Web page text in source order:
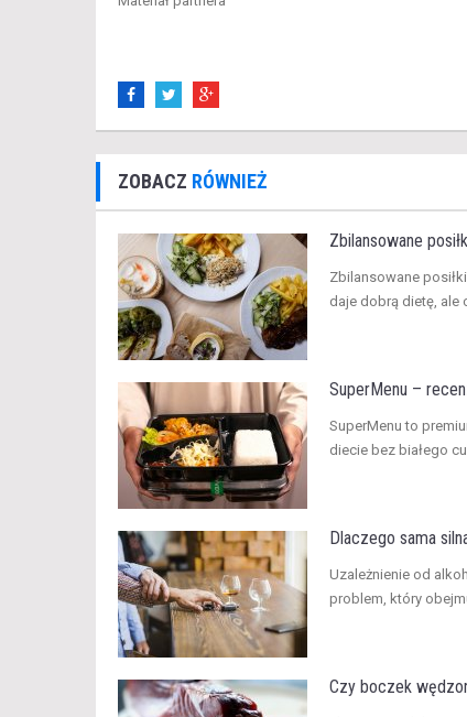
ZOBACZ RÓWNIEŻ
Zbilansowane
​Zbilansowane
daje dobrą dietę, ale
SuperMenu –
​SuperMenu to
diecie bez białego
Dlaczego sama
​Uzależnienie od
problem, który
Czy boczek